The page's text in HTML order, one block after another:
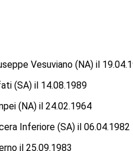
Vesuviano (NA) il
(SA) il 14.08.1989
(NA) il 24.02.1964
Inferiore (SA) il 06.04.1982
il 25.09.1983